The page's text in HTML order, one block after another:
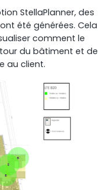
StellaPlanner, des
été générées. Cela
comment le
du bâtiment et de
au client.